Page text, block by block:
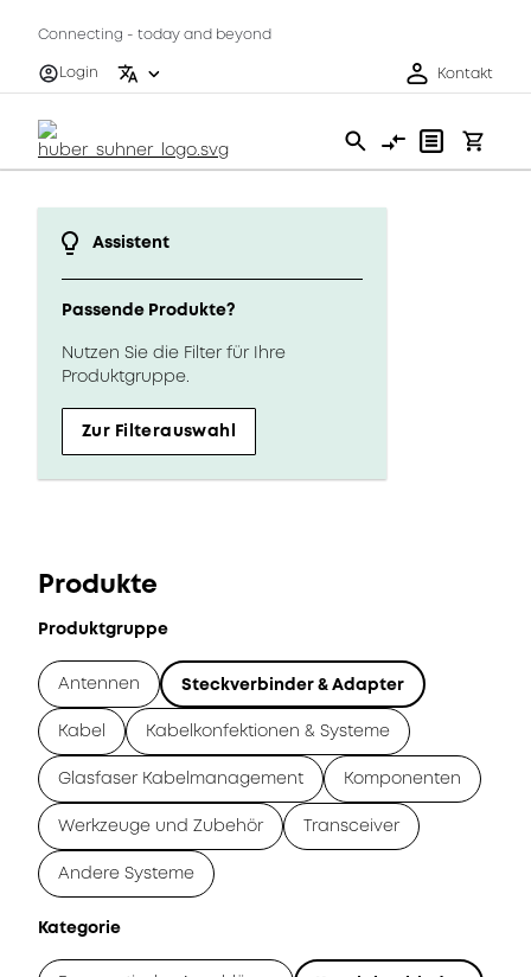
Connecting - today and beyond
Login
Kontakt
Assistent
Passende Produkte?
Nutzen Sie die Filter für Ihre
Produktgruppe.
Zur Filterauswahl
Produkte
Produktgruppe
Antennen Steckverbinder & Adapter
Kabel Kabelkonfektionen & Systeme
Glasfaser Kabelmanagement Komponenten
Werkzeuge und Zubehör Transceiver
Andere Systeme
Kategorie